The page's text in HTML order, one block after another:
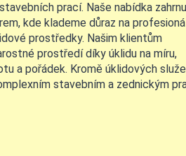
prací. Naše nabídka
kde klademe důraz na
prostředky. Našim klientům
prostředí díky úklidu na míru,
a pořádek. Kromě úklidových
stavebním a zednickým